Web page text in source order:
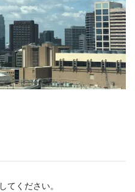
してください。